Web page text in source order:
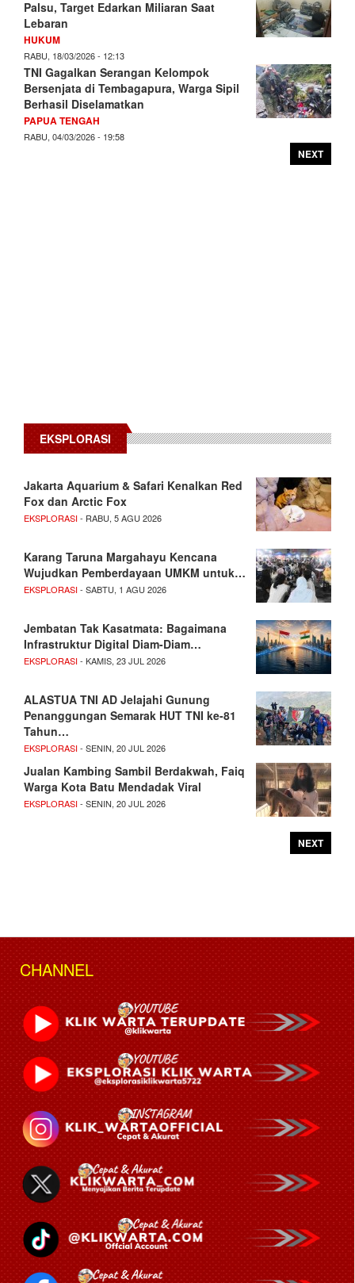
Palsu, Target Edarkan Miliaran Saat
Lebaran
HUKUM
RABU, 18/03/2026 - 12:13
TNI Gagalkan Serangan Kelompok
Bersenjata di Tembagapura, Warga Sipil
Berhasil Diselamatkan
PAPUA TENGAH
RABU, 04/03/2026 - 19:58
NEXT
EKSPLORASI
Jakarta Aquarium & Safari Kenalkan Red
Fox dan Arctic Fox
EKSPLORASI- RABU, 5 AGU 2026
Karang Taruna Margahayu Kencana
Wujudkan Pemberdayaan UMKM untuk…
EKSPLORASI- SABTU, 1 AGU 2026
Jembatan Tak Kasatmata: Bagaimana
Infrastruktur Digital Diam-Diam…
EKSPLORASI- KAMIS, 23 JUL 2026
ALASTUA TNI AD Jelajahi Gunung
Penanggungan Semarak HUT TNI ke-81
Tahun…
EKSPLORASI- SENIN, 20 JUL 2026
Jualan Kambing Sambil Berdakwah, Faiq
Warga Kota Batu Mendadak Viral
EKSPLORASI- SENIN, 20 JUL 2026
NEXT
CHANNEL